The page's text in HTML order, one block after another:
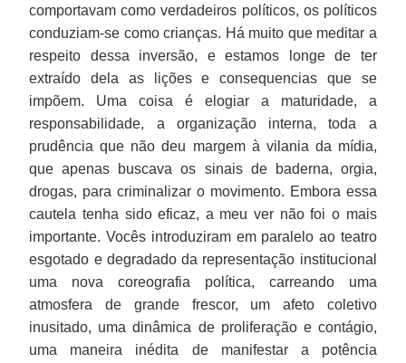
comportavam como verdadeiros políticos, os políticos
conduziam-se como crianças. Há muito que meditar a
respeito dessa inversão, e estamos longe de ter
extraído dela as lições e consequencias que se
impõem. Uma coisa é elogiar a maturidade, a
responsabilidade, a organização interna, toda a
prudência que não deu margem à vilania da mídia,
que apenas buscava os sinais de baderna, orgia,
drogas, para criminalizar o movimento. Embora essa
cautela tenha sido eficaz, a meu ver não foi o mais
importante. Vocês introduziram em paralelo ao teatro
esgotado e degradado da representação institucional
uma nova coreografia política, carreando uma
atmosfera de grande frescor, um afeto coletivo
inusitado, uma dinâmica de proliferação e contágio,
uma maneira inédita de manifestar a potência